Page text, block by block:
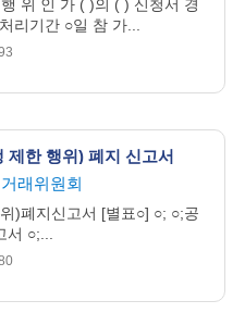
28 승
쇄
조(부당한 공동행위의
정되어 있는 공동행위의
위 인 가 ( )의 ( ) 신청서 경
리기간 ○일 참 가...
제한 행위) 폐지 신고서
래위원회
)폐지신고서 [별표○] ○; ○;공
○;...